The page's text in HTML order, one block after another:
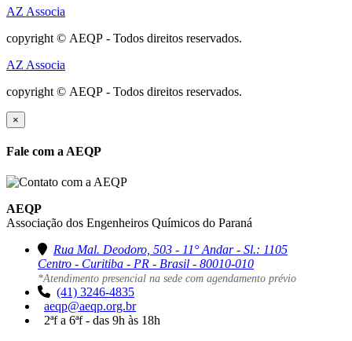
AZ Associa
copyright © AEQP - Todos direitos reservados.
AZ Associa
copyright © AEQP - Todos direitos reservados.
×
Fale com a AEQP
AEQP
Associação dos Engenheiros Químicos do Paraná
Rua Mal. Deodoro, 503 - 11° Andar - Sl.: 1105
Centro - Curitiba - PR - Brasil - 80010-010
*Atendimento presencial na sede com agendamento prévio
(41) 3246-4835
aeqp@aeqp.org.br
2ªf a 6ªf - das 9h às 18h